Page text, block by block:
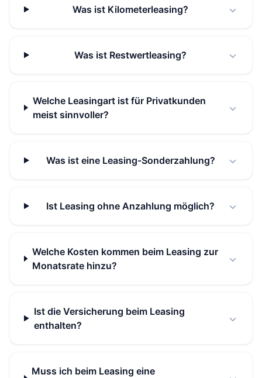
Was ist Kilometerleasing?
Was ist Restwertleasing?
Welche Leasingart ist für Privatkunden
meist sinnvoller?
Was ist eine Leasing-Sonderzahlung?
Ist Leasing ohne Anzahlung möglich?
Welche Kosten kommen beim Leasing zur
Monatsrate hinzu?
Ist die Versicherung beim Leasing
enthalten?
Muss ich beim Leasing eine